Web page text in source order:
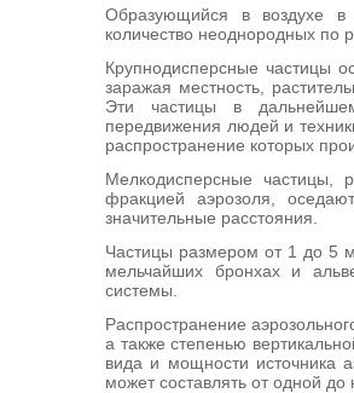
Образующийся в воздухе в
количество неоднородных по
Крупнодисперсные частицы
заражая мест­ность,
Эти частицы в
передвижения людей и
распростране­ние которых
Мелкодисперсные
фракцией аэро­золя,
значительные расстояния.
Частицы размером от 1 до 5
мельчайших бронхах и
системы.
Распространение
а также сте­пенью
вида и мощности источника
может составлять от одной до